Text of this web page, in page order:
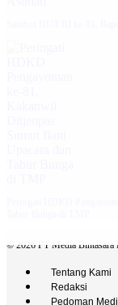
© 2026 PT Media Bintasara
Tentang Kami
Redaksi
Pedoman